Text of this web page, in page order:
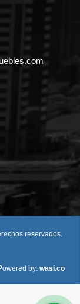
reservados.
by: wasi.co